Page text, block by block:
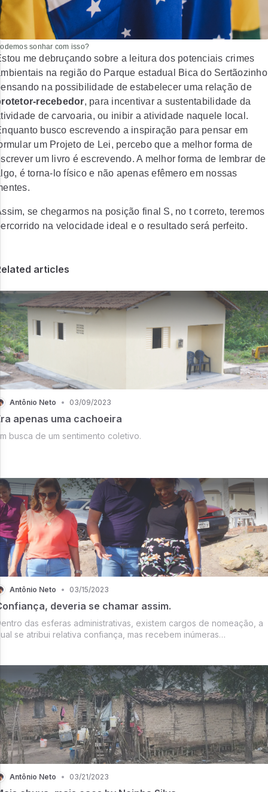
sonhar com isso?
me debruçando sobre a leitura dos potenciais crimes
na região do Parque estadual Bica do
na possibilidade de estabelecer uma relação de
recebedor, para incentivar a sustentabilidade da
de carvoaria, ou inibir a atividade naquele local.
busco escrevendo a inspiração para pensar em
um Projeto de Lei, percebo que a melhor forma de
um livro é escrevendo. A melhor forma de lembrar de
é torna-lo físico e não apenas efêmero em nossas
se chegarmos na posição final S, no t correto, teremos
na velocidade ideal e o resultado será perfeito.
articles
Antônio Neto • 03/09/2023
apenas uma cachoeira
busca de um sentimento coletivo.
Antônio Neto • 03/15/2023
deveria se chamar assim.
das esferas administrativas, existem cargos de nomeação, a
se atribui relativa confiança, mas recebem inúmeras
Antônio Neto • 03/21/2023